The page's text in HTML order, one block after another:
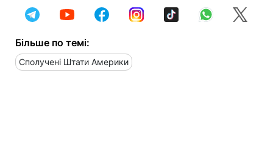
Більше по темі:
Сполучені Штати Америки